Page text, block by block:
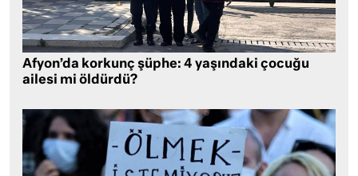
Afyon’da korkunç şüphe: 4 yaşındaki çocuğu
ailesi mi öldürdü?